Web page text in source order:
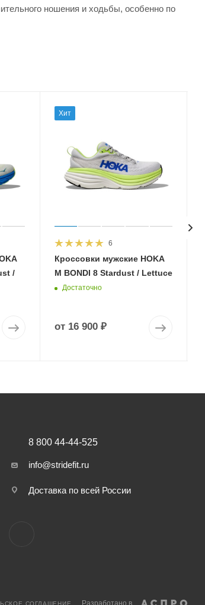
ношения и ходьбы, особенно по
/
Хит
6
Кроссовки мужские HOKA
M BONDI 8 Stardust / Lettuce
Достаточно
от 16 900 ₽
8 800 44-44-525
info@stridefit.ru
Доставка по всей России